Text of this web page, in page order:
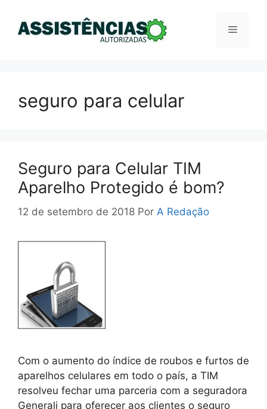
Menu
seguro para celular
Seguro para Celular TIM
Aparelho Protegido é bom?
12 de setembro de 2018 Por A Redação
Com o aumento do índice de roubos e furtos de
aparelhos celulares em todo o país, a TIM
resolveu fechar uma parceria com a seguradora
Generali para oferecer aos clientes o seguro